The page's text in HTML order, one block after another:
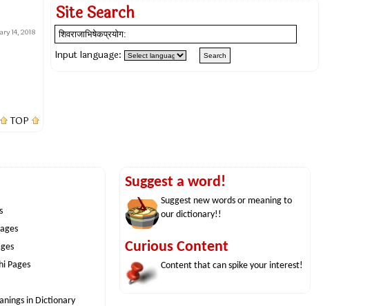
14, 2018
TOP
Site Search
Input language:
Pages
in Dictionary
Suggest a word!
Suggest new words or meaning to
our dictionary!!
Curious Content
Content that can spike your interest!